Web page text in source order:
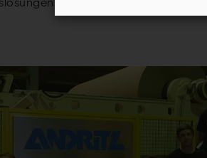
komplettieren das